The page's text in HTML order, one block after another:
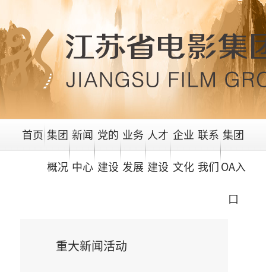
首页 集团
概况
新闻
中心
党的
建设
业务
发展
人才
建设
企业
文化
联系
我们
集团
OA入
口
重大新闻活动